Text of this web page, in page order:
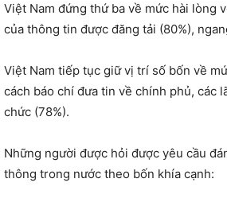
Việt Nam đứng thứ ba về mức hài lòng
của thông tin được đăng tải (80%),
Việt Nam tiếp tục giữ vị trí số bốn về
cách báo chí đưa tin về chính phủ, các
chức (78%).
Những người được hỏi được yêu cầu
thông trong nước theo bốn khía cạnh: